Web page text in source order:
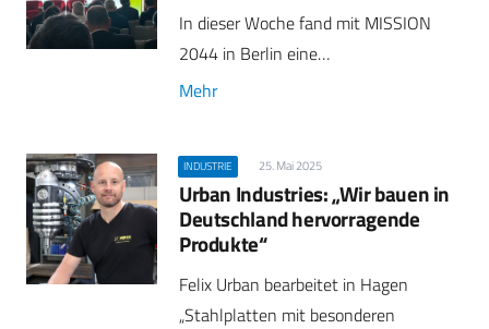
In dieser Woche fand mit MISSION
2044 in Berlin eine…
Mehr
INDUSTRIE 25. Mai 2025
Urban Industries: „Wir bauen in
Deutschland hervorragende
Produkte“
Felix Urban bearbeitet in Hagen
„Stahlplatten mit besonderen